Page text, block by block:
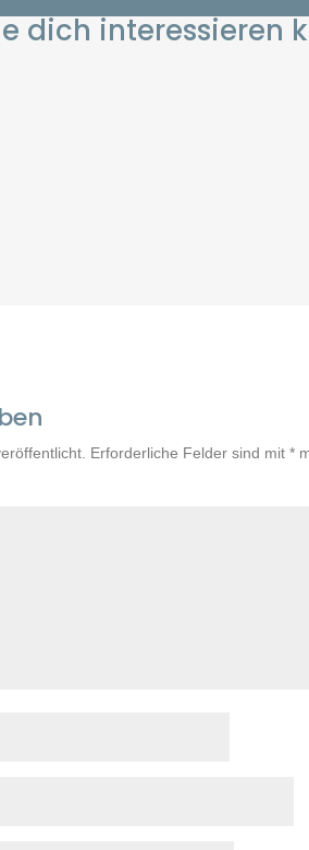
dich interessieren
Erforderliche Felder sind mit*